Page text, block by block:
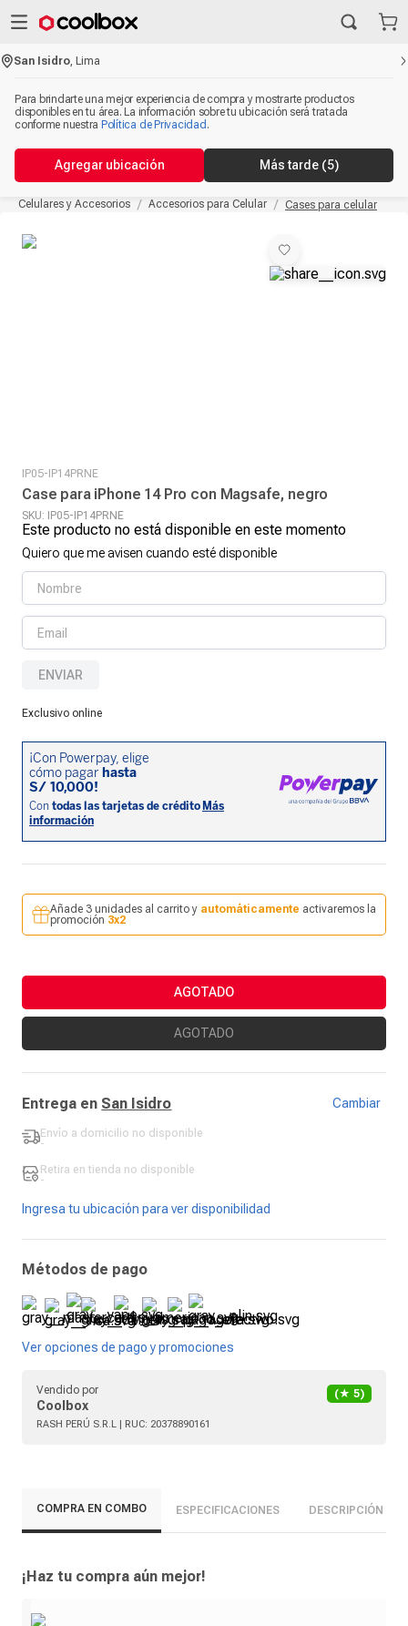
San Isidro ,Lima
Para brindarte una mejor experiencia de compra y mostrarte productos
disponibles en tu área. La información sobre tu ubicación será tratada
conforme nuestra Política de Privacidad .
Agregar ubicación Más tarde (5)
Celulares y Accesorios Accesorios para Celular Cases para celular
IP05-IP14PRNE
Case para iPhone 14 Pro con Magsafe, negro
SKU: IP05-IP14PRNE
Este producto no está disponible en este momento
Quiero que me avisen cuando esté disponible
ENVIAR
Exclusivo online
Añade 3 unidades al carrito y automáticamente activaremos la
promoción 3x2
AGOTADO
AGOTADO
Entrega en San Isidro Cambiar
Envío a domicilio no disponible
-
Retira en tienda no disponible
-
Ingresa tu ubicación para ver disponibilidad
Métodos de pago
Ver opciones de pago y promociones
Vendido por
Coolbox
(★ 5)
RASH PERÚ S.R.L | RUC: 20378890161
COMPRA EN COMBO ESPECIFICACIONES DESCRIPCIÓN
¡Haz tu compra aún mejor!